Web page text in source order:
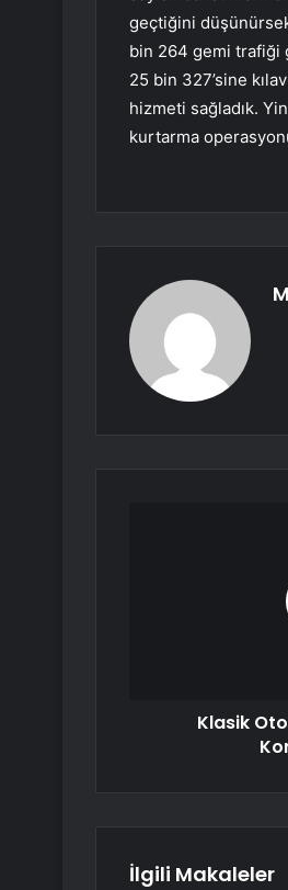
geçtiğini
bin 264 gemi trafiği
25 bin 327’sine
hizmeti sağladık.
kurtarma
Klasik
İlgili Makaleler